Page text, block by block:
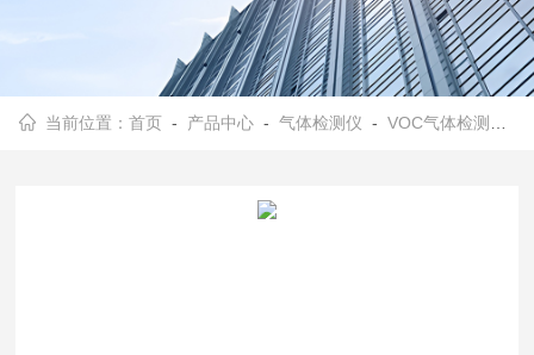
当前位置：首页 - 产品中心 -气体检测仪 -VOC气体检测仪